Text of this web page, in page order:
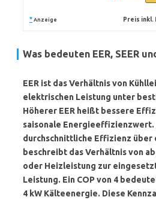
* Anzeige Preis inkl.
Was bedeuten EER, SEER
EER ist das Verhältnis von
elektrischen Leistung unter
Höherer EER heißt bessere
saisonale Energieeffizienzwert.
durchschnittliche Effizienz über
beschreibt das Verhältnis von
oder Heizleistung zur
Leistung. Ein COP von 4
4 kW Kälteenergie. Diese